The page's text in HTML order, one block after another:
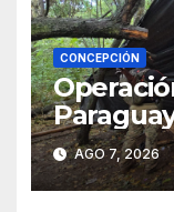
CONCEPCIÓN
AGO 7, 2026